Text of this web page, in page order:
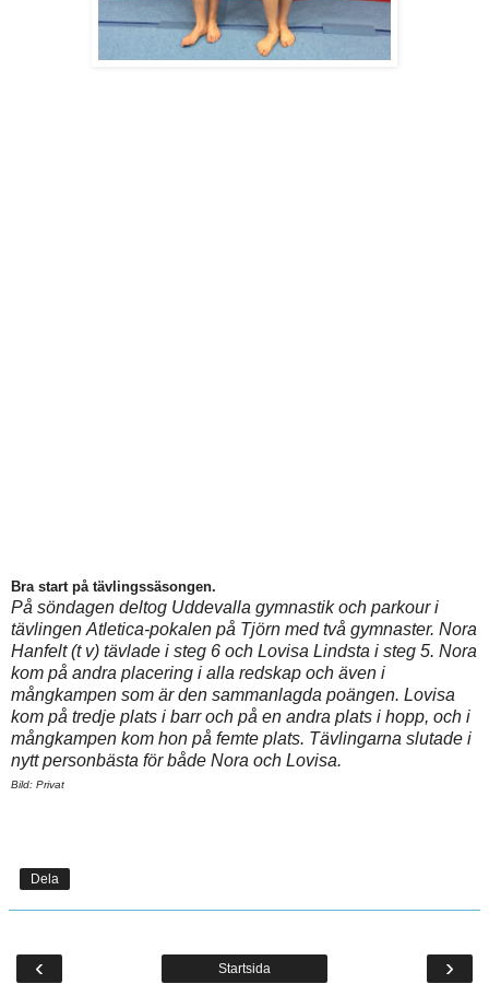
Bra start på tävlingssäsongen.
På söndagen deltog Uddevalla gymnastik och parkour i
tävlingenAtletica-pokalen på Tjörn med två gymnaster. Nora
Hanfelt (t v) tävlade i steg 6 och Lovisa Lindsta i steg 5. Nora
kom på andra placering i alla redskap och även i
mångkampen som är den sammanlagda poängen. Lovisa
kom på tredje plats i barr och på en andra plats i hopp, och i
mångkampen kom hon på femte plats. Tävlingarna slutade i
nytt personbästa för både Nora och Lovisa.
Bild: Privat
Dela
‹ ›
Startsida